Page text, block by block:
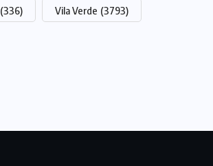
(336) Vila Verde (3793)